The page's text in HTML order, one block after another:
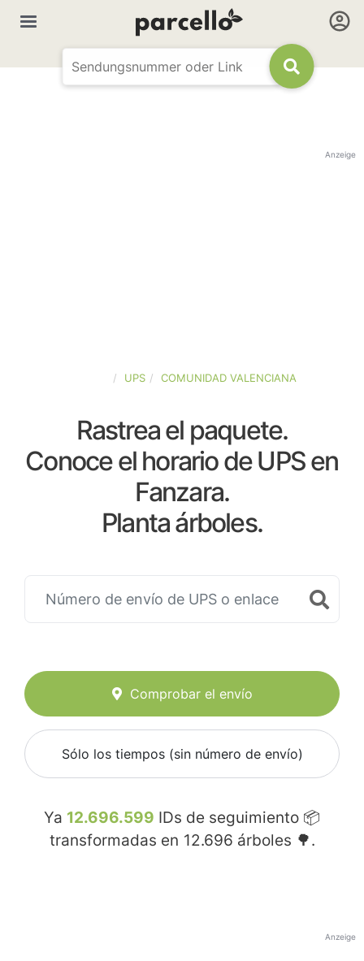
Anzeige
UPS COMUNIDAD VALENCIANA
Rastrea el paquete.
Conoce el horario de UPS en
Fanzara.
Planta árboles.
Comprobar el envío
Sólo los tiempos (sin número de envío)
Ya 12.696.599 IDs de seguimiento 📦
transformadas en 12.696 árboles 🌳.
Anzeige